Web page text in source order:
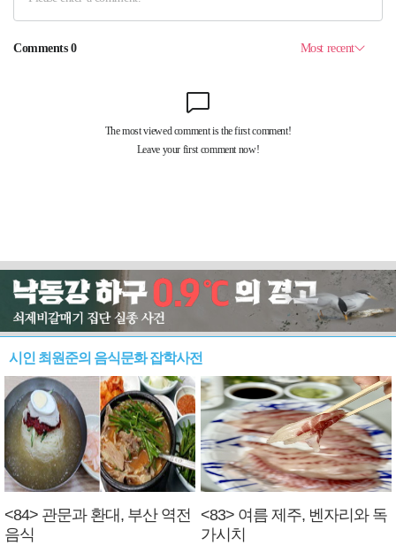
시인 최원준의 음식문화 잡학사전
<84> 관문과 환대, 부산 역전
음식
<83> 여름 제주, 벤자리와 독
가시치